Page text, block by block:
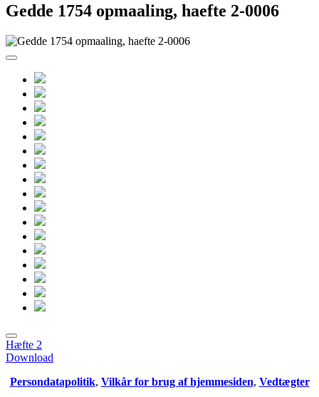
Gedde 1754 opmaaling, haefte 2-0006
Hæfte 2
Download
Persondatapolitik, Vilkår for brug af hjemmesiden, Vedtægter